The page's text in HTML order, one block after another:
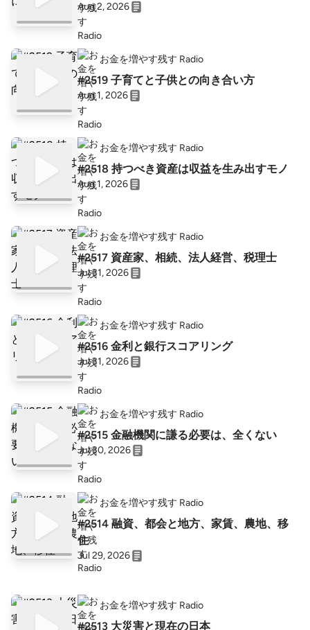
Aug 2, 2026
お金を増やす残す Radio
#2519 子育てと子供との向き合い方
Aug 1, 2026
お金を増やす残す Radio
#2518 持つべき資産は収益を生み出すモノ
Aug 1, 2026
お金を増やす残す Radio
#2517 資産家、相続、法人経営、税理士
Jul 31, 2026
お金を増やす残す Radio
#2516 金利と銀行スコアリング
Jul 31, 2026
お金を増やす残す Radio
#2515 金融機関に謙る必要は、全くない
Jul 30, 2026
お金を増やす残す Radio
#2514 融資、都会と地方、家賃、農地、移
住
Jul 29, 2026
お金を増やす残す Radio
#2513 大災害と現在の日本